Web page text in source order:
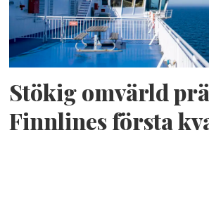
Stökig omvärld
Finnlines första